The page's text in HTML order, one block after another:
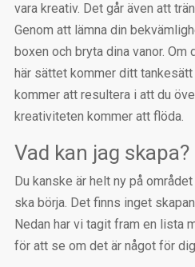
vara kreativ. Det går även att
Genom att lämna din
boxen och bryta dina vanor. Om
här sättet kommer ditt
kommer att resultera i att du
kreativiteten kommer att flöda.
Vad kan jag skapa?
Du kanske är helt ny på
ska börja. Det finns inget
Nedan har vi tagit fram en lista
för att se om det är något för